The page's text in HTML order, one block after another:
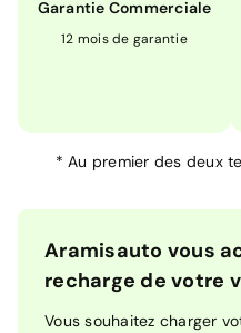
Garantie Commerciale
12 mois de garantie
*Au premier des deux
Aramisauto vous
recharge de votre
Vous souhaitez charger